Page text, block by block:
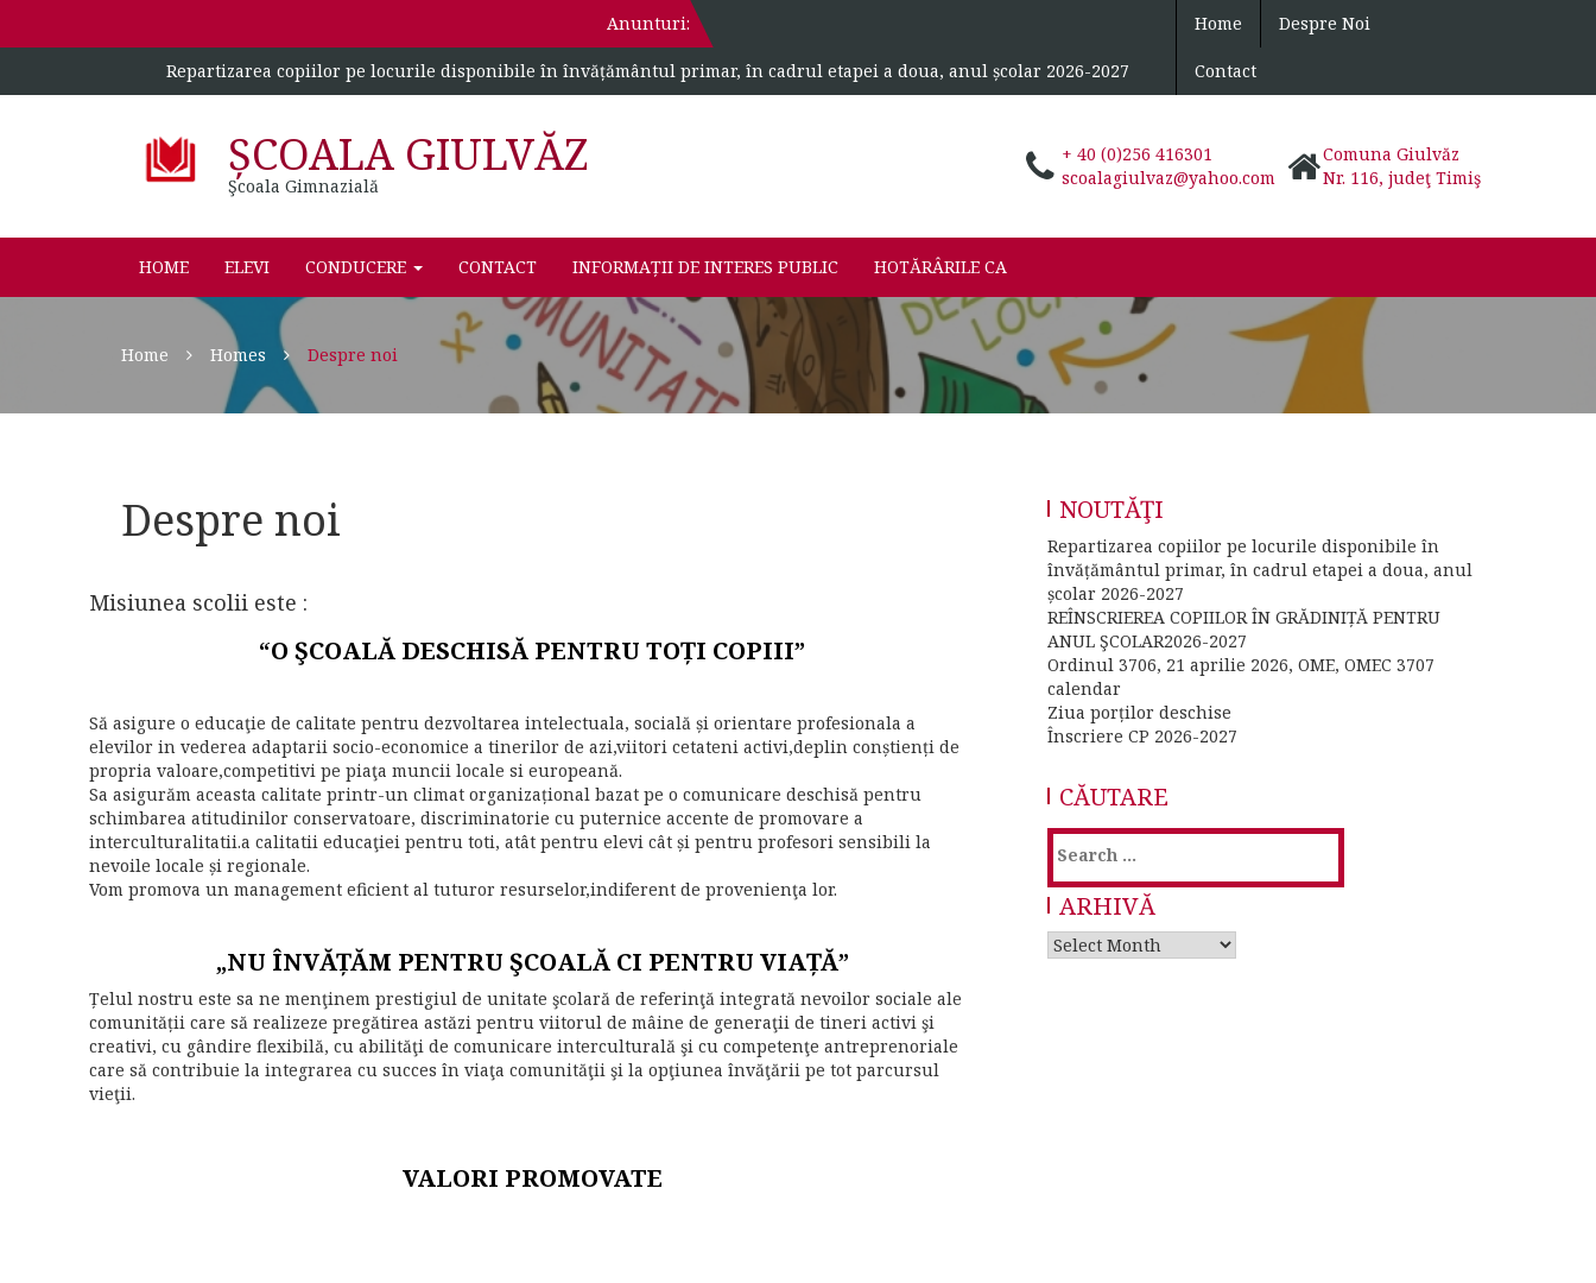
Anunturi:
Repartizarea copiilor pe locurile disponibile în învățământul primar, în cadrul etapei a doua, anul școlar 2026-2027
Home Despre Noi
Contact
ȘCOALA GIULVĂZ
Şcoala Gimnazială
+ 40 (0)256 416301
scoalagiulvaz@yahoo.com
Comuna Giulvăz
Nr. 116, judeţ Timiş
HOME ELEVI CONDUCERE CONTACT INFORMAȚII DE INTERES PUBLIC HOTĂRÂRILE CA
Home Homes Despre noi
Despre noi
Misiunea scolii este :
“O ŞCOALĂ DESCHISĂ PENTRU TOȚI COPIII”
Să asigure o educaţie de calitate pentru dezvoltarea intelectuala, socială și orientare profesionala a
elevilor in vederea adaptarii socio-economice a tinerilor de azi,viitori cetateni activi,deplin conștienți de
propria valoare,competitivi pe piaţa muncii locale si europeană.
Sa asigurăm aceasta calitate printr-un climat organizațional bazat pe o comunicare deschisă pentru
schimbarea atitudinilor conservatoare, discriminatorie cu puternice accente de promovare a
interculturalitatii.a calitatii educaţiei pentru toti, atât pentru elevi cât și pentru profesori sensibili la
nevoile locale și regionale.
Vom promova un management eficient al tuturor resurselor,indiferent de provenienţa lor.
„NU ÎNVĂȚĂM PENTRU ŞCOALĂ CI PENTRU VIAȚĂ”
Țelul nostru este sa ne menţinem prestigiul de unitate şcolară de referinţă integrată nevoilor sociale ale
comunității care să realizeze pregătirea astăzi pentru viitorul de mâine de generaţii de tineri activi şi
creativi, cu gândire flexibilă, cu abilităţi de comunicare interculturală şi cu competenţe antreprenoriale
care să contribuie la integrarea cu succes în viaţa comunităţii şi la opţiunea învăţării pe tot parcursul
vieţii.
VALORI PROMOVATE
NOUTĂŢI
Repartizarea copiilor pe locurile disponibile în
învățământul primar, în cadrul etapei a doua, anul
școlar 2026-2027
REÎNSCRIEREA COPIILOR ÎN GRĂDINIȚĂ PENTRU
ANUL ŞCOLAR2026-2027
Ordinul 3706, 21 aprilie 2026, OME, OMEC 3707
calendar
Ziua porților deschise
Înscriere CP 2026-2027
CĂUTARE
Search
for:
ARHIVĂ
Arhivă